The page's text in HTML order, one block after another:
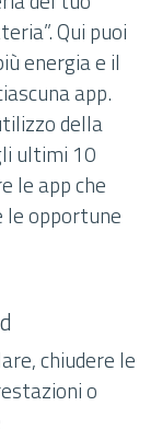
Qui puoi
energia e il
app.
della
ultimi 10
le app che
le opportune
chiudere le
o